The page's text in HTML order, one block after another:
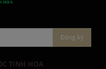
TINH HOA